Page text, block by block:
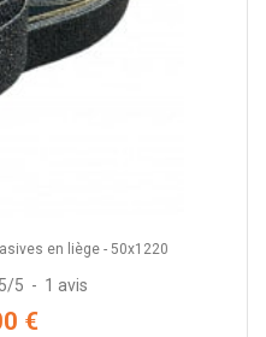
en liège - 50x1220
5/5 - 1 avis
€